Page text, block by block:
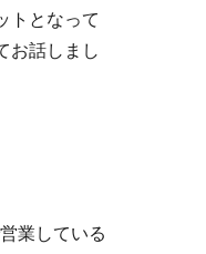
トとなって
お話しまし
業している